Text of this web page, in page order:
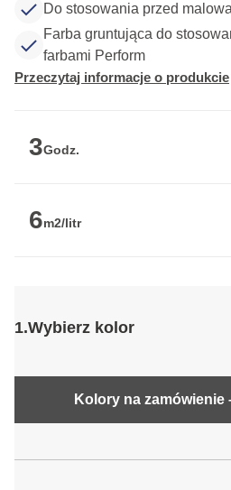
Do stosowania przed
Farba gruntująca do
farbami Perform
Przeczytaj informacje o produkcie
3Godz.
6m2/litr
1.Wybierz kolor
Kolory na zamówienie